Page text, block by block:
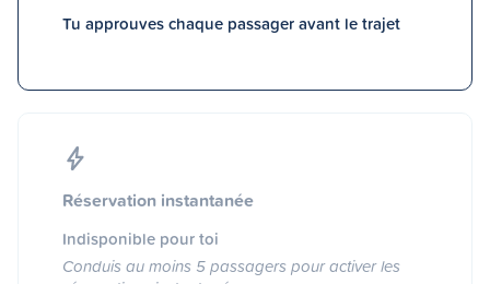
Tu approuves chaque passager avant le trajet
Réservation instantanée
Indisponible pour toi
Conduis au moins 5 passagers pour activer les